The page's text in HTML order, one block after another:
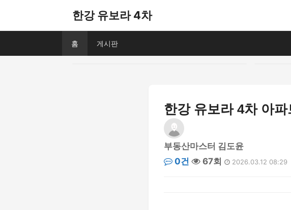
한강 유보라 4차
홈 게시판
한강 유보라 4차 아
부동산마스터 김도윤
0건
67회 2026.03.12 08:29